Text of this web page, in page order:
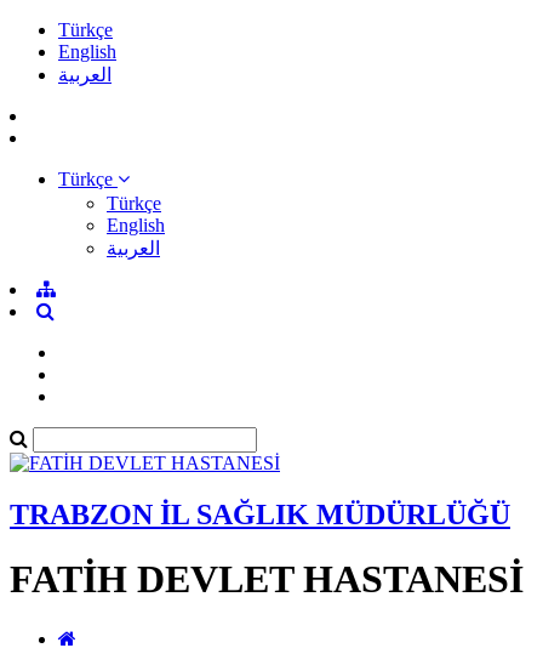
Türkçe
English
العربية
Türkçe
Türkçe
English
العربية
TRABZON İL SAĞLIK MÜDÜRLÜĞÜ
FATİH DEVLET HASTANESİ